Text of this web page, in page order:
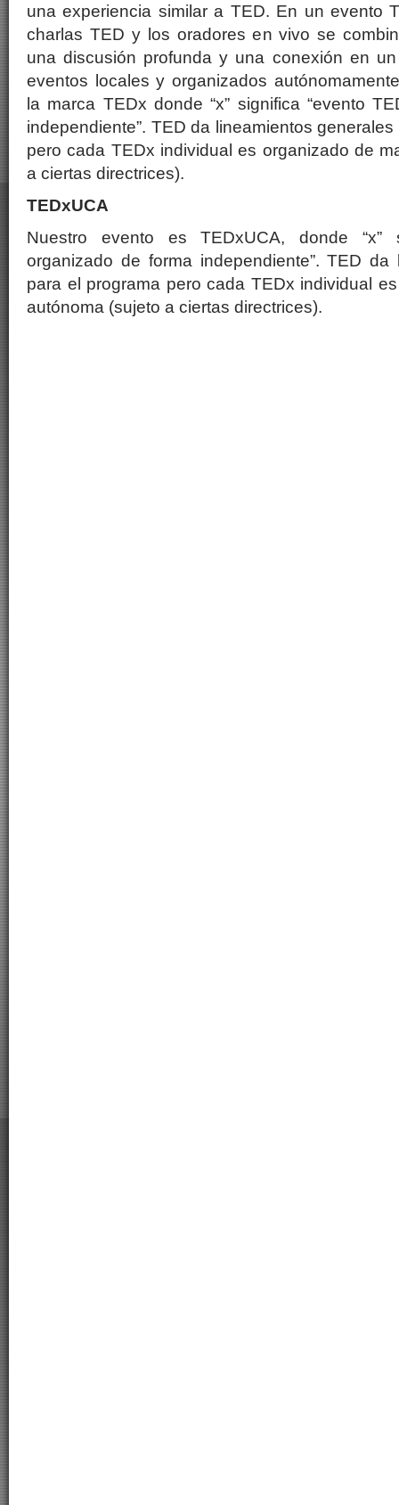
una experiencia similar a TED. En un evento
charlas TED y los oradores en vivo se
una discusión profunda y una conexión en
eventos locales y organizados
la marca TEDx donde “x” significa “evento
independiente”. TED da lineamientos
pero cada TEDx individual es organizado de
a ciertas directrices).
TEDxUCA
Nuestro evento es TEDxUCA, donde “x”
organizado de forma independiente”. TED da
para el programa pero cada TEDx individual
autónoma (sujeto a ciertas directrices).